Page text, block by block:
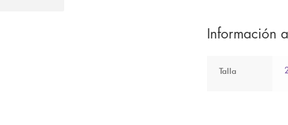
Información
Talla